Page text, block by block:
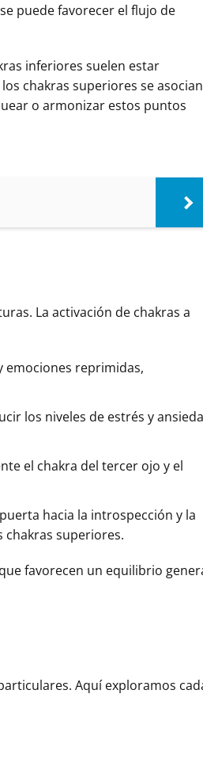
puede favorecer el flujo de
inferiores suelen estar
chakras superiores se
o armonizar estos puntos
La activación de chakras a
emociones reprimidas,
los niveles de estrés y
el chakra del tercer ojo y el
hacia la introspección y la
chakras superiores.
favorecen un equilibrio
Aquí exploramos